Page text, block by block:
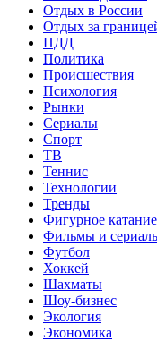
Отдых в России
Отдых за
ПДД
Политика
Происшествия
Психология
Рынки
Сериалы
Спорт
ТВ
Теннис
Технологии
Тренды
Фигурное катание
Фильмы и
Футбол
Хоккей
Шахматы
Шоу-бизнес
Экология
Экономика